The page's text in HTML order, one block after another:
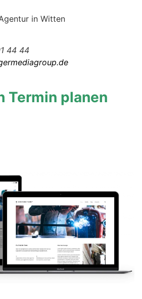
in Witten
44 44
Termin planen